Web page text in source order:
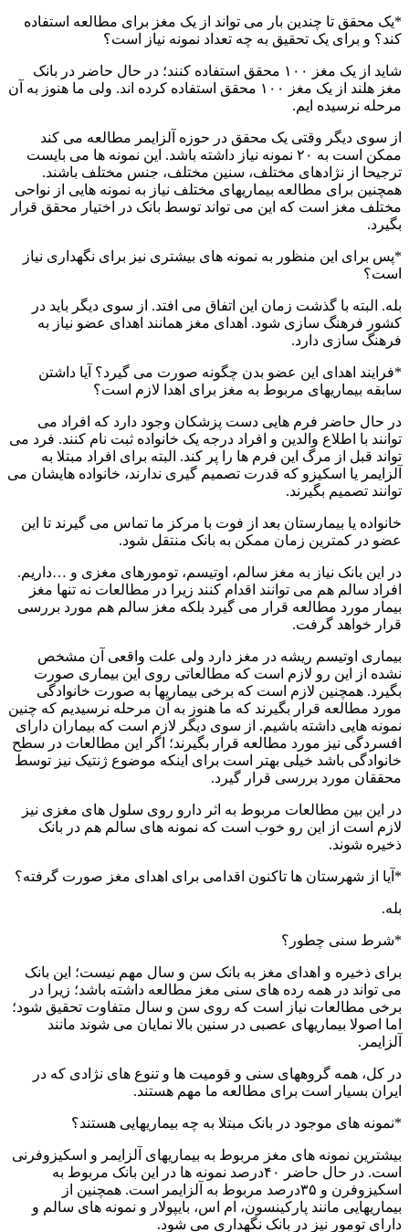
*یک محقق تا چندین بار می تواند از یک مغز برای مطالعه استفاده
کند؟ و برای یک تحقیق به چه تعداد نمونه نیاز است؟
شاید از یک مغز ۱۰۰ محقق استفاده کنند؛ در حال حاضر در بانک
مغز هلند از یک مغز ۱۰۰ محقق استفاده کرده اند. ولی ما هنوز به آن
مرحله نرسیده ایم.
از سوی دیگر وقتی یک محقق در حوزه آلزایمر مطالعه می کند
ممکن است به ۲۰ نمونه نیاز داشته باشد. این نمونه ها می بایست
ترجیحا از نژادهای مختلف، سنین مختلف، جنس مختلف باشند.
همچنین برای مطالعه بیماریهای مختلف نیاز به نمونه هایی از نواحی
مختلف مغز است که این می تواند توسط بانک در اختیار محقق قرار
بگیرد.
*پس برای این منظور به نمونه های بیشتری نیز برای نگهداری نیاز
است؟
بله. البته با گذشت زمان این اتفاق می افتد. از سوی دیگر باید در
کشور فرهنگ سازی شود. اهدای مغز همانند اهدای عضو نیاز به
فرهنگ سازی دارد.
*فرایند اهدای این عضو بدن چگونه صورت می گیرد؟ آیا داشتن
سابقه بیماریهای مربوط به مغز برای اهدا لازم است؟
در حال حاضر فرم هایی دست پزشکان وجود دارد که افراد می
توانند با اطلاع والدین و افراد درجه یک خانواده ثبت نام کنند. فرد می
تواند قبل از مرگ این فرم ها را پر کند. البته برای افراد مبتلا به
آلزایمر یا اسکیزو که قدرت تصمیم گیری ندارند، خانواده هایشان می
توانند تصمیم بگیرند.
خانواده یا بیمارستان بعد از فوت با مرکز ما تماس می گیرند تا این
عضو در کمترین زمان ممکن به بانک منتقل شود.
در این بانک نیاز به مغز سالم، اوتیسم، تومورهای مغزی و …داریم.
افراد سالم هم می توانند اقدام کنند زیرا در مطالعات نه تنها مغز
بیمار مورد مطالعه قرار می گیرد بلکه مغز سالم هم مورد بررسی
قرار خواهد گرفت.
بیماری اوتیسم ریشه در مغز دارد ولی علت واقعی آن مشخص
نشده از این رو لازم است که مطالعاتی روی این بیماری صورت
بگیرد. همچنین لازم است که برخی بیماریها به صورت خانوادگی
مورد مطالعه قرار بگیرند که ما هنوز به آن مرحله نرسیدیم که چنین
نمونه هایی داشته باشیم. از سوی دیگر لازم است که بیماران دارای
افسردگی نیز مورد مطالعه قرار بگیرند؛ اگر این مطالعات در سطح
خانوادگی باشد خیلی بهتر است برای اینکه موضوع ژنتیک نیز توسط
محققان مورد بررسی قرار گیرد.
در این بین مطالعات مربوط به اثر دارو روی سلول های مغزی نیز
لازم است از این رو خوب است که نمونه های سالم هم در بانک
ذخیره شوند.
*آیا از شهرستان ها تاکنون اقدامی برای اهدای مغز صورت گرفته؟
بله.
*شرط سنی چطور؟
برای ذخیره و اهدای مغز به بانک سن و سال مهم نیست؛ این بانک
می تواند در همه رده های سنی مغز مطالعه داشته باشد؛ زیرا در
برخی مطالعات نیاز است که روی سن و سال متفاوت تحقیق شود؛
اما اصولا بیماریهای عصبی در سنین بالا نمایان می شوند مانند
آلزایمر.
در کل، همه گروههای سنی و قومیت ها و تنوع های نژادی که در
ایران بسیار است برای مطالعه ما مهم هستند.
*نمونه های موجود در بانک مبتلا به چه بیماریهایی هستند؟
بیشترین نمونه های مغز مربوط به بیماریهای آلزایمر و اسکیزوفرنی
است. در حال حاضر ۴۰درصد نمونه ها در این بانک مربوط به
اسکیزوفرن و ۳۵درصد مربوط به آلزایمر است. همچنین از
بیماریهایی مانند پارکینسون، ام اس، بایپولار و نمونه های سالم و
دارای تومور نیز در بانک نگهداری می شود.